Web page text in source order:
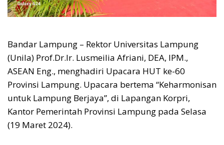
Bandar Lampung – Rektor Universitas Lampung
(Unila) Prof.Dr.Ir. Lusmeilia Afriani, DEA, IPM.,
ASEAN Eng., menghadiri Upacara HUT ke-60
Provinsi Lampung. Upacara bertema “Keharmonisan
untuk Lampung Berjaya”, di Lapangan Korpri,
Kantor Pemerintah Provinsi Lampung pada Selasa
(19 Maret 2024).